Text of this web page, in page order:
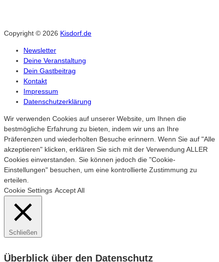
Copyright © 2026 Kisdorf.de
Newsletter
Deine Veranstaltung
Dein Gastbeitrag
Kontakt
Impressum
Datenschutzerklärung
Wir verwenden Cookies auf unserer Website, um Ihnen die
bestmögliche Erfahrung zu bieten, indem wir uns an Ihre
Präferenzen und wiederholten Besuche erinnern. Wenn Sie auf "Alle
akzeptieren" klicken, erklären Sie sich mit der Verwendung ALLER
Cookies einverstanden. Sie können jedoch die "Cookie-
Einstellungen" besuchen, um eine kontrollierte Zustimmung zu
erteilen.
Cookie Settings Accept All
Schließen
Überblick über den Datenschutz